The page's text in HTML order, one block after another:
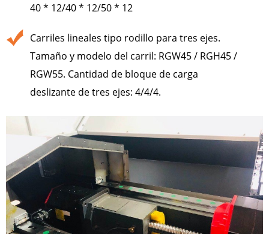
40 * 12/40 * 12/50 * 12
Carriles lineales tipo rodillo para tres ejes.
Tamaño y modelo del carril: RGW45 / RGH45 /
RGW55. Cantidad de bloque de carga
deslizante de tres ejes: 4/4/4.